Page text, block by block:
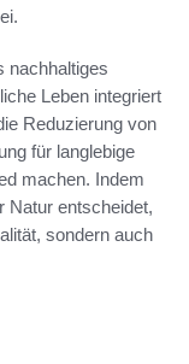
nachhaltiges
Leben integriert
Reduzierung von
für langlebige
machen. Indem
Natur entscheidet,
sondern auch